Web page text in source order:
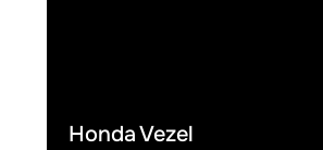
Honda Vezel